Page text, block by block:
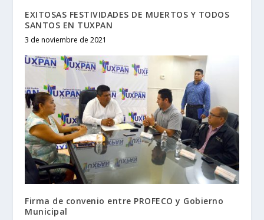
EXITOSAS FESTIVIDADES DE MUERTOS Y TODOS
SANTOS EN TUXPAN
3 de noviembre de 2021
Firma de convenio entre PROFECO y Gobierno
Municipal